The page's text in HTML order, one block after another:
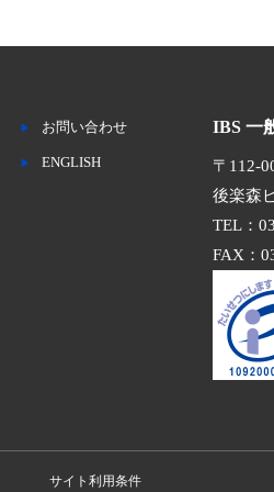
お問い合わせ
ENGLISH
IBS 一
〒112-
後楽森
TEL：
FAX：
サイト利用条件